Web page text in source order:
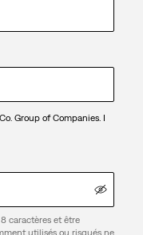
Group of Companies. I
caractères et être
utilisés ou risqués ne